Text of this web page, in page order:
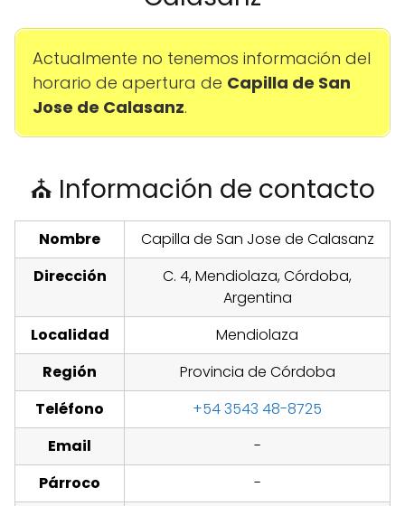
Actualmente no tenemos información del
horario de apertura de Capilla de San
Jose de Calasanz.
⛪ Información de contacto
Nombre
Capilla de San Jose de Calasanz
Dirección
C. 4, Mendiolaza, Córdoba,
Argentina
Localidad
Mendiolaza
Región
Provincia de Córdoba
Teléfono
+54 3543 48-8725
Email
-
Párroco
-